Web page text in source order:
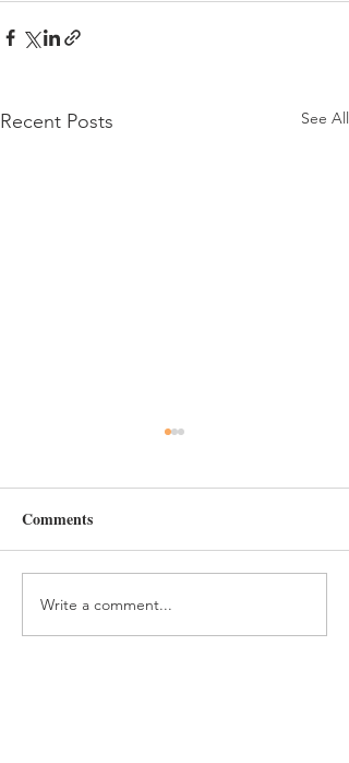
Recent Posts See All
#197 人生で役に立つ財産
は失敗という経験 The
Comments
Write a comment...